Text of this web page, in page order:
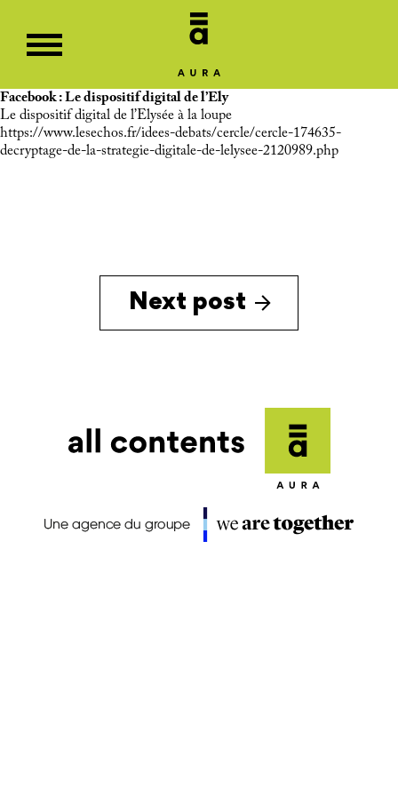
Facebook : Le dispositif digital de l’Ely
Le dispositif digital de l’Elysée à la loupe
https://www.lesechos.fr/idees-debats/cercle/cercle-174635-
decryptage-de-la-strategie-digitale-de-lelysee-2120989.php
Next post